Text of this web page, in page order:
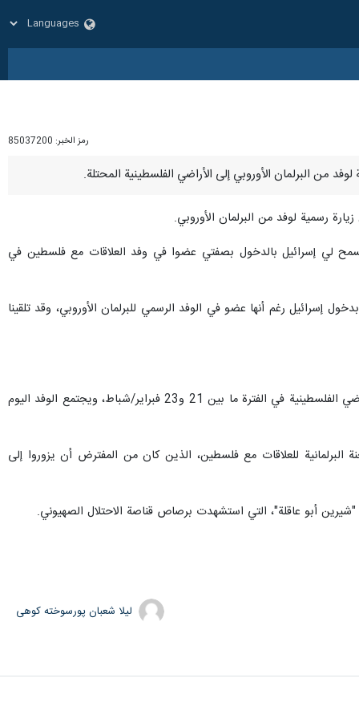
رمز الخبر: 85037200
رسمية لوفد من البرلمان الأوروبي.
على تويتر: "طردتني إسرائيل! بعد عدة ساعات من الانتظار، فمنذ الساعة 9 مساء لم تسمح لي إسرائيل بالدخول بصفتي عضوا في وفد العلاقات مع فلسطين في
إسرائيل رغم أنها عضو في الوفد الرسمي للبرلمان الأوروبي، وقد تلقينا
يذكر أن يزور وفد أعضاء البرلمان الأوروبي برئاسة عضو البرلمان الأوروبي للعلاقات مع فلسطين "مارغريت أوكين"، الأراضي الفلسطينية في الفترة ما بين 21 و23 فبراير/شباط، ويجتمع الوفد اليوم
للعلاقات مع فلسطين، الذين كان من المفترض أن يزوروا إلى
"شيرين أبو عاقلة"، التي استشهدت برصاص قناصة الاحتلال الصهيوني.
لیلا شعبان پورسوخته کوهی